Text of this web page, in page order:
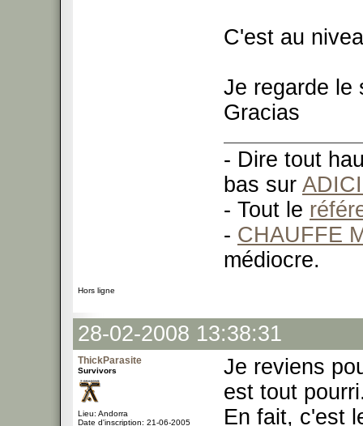
C'est au
Je regarde le
Gracias
- Dire tout
bas sur
- Tout le
- CHAUFFE
médiocre.
Hors ligne
28-02-2008 13:38:31
ThickParasite
Survivors
Lieu: Andorra
Date d'inscription: 21-06-2005
Je reviens
est tout
En fait, c'est